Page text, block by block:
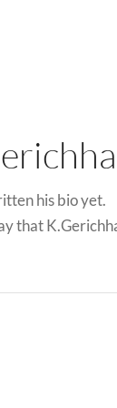
his bio yet.
that